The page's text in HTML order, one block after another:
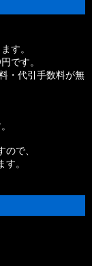
す。
です。
・代引手数料が無
で、
。